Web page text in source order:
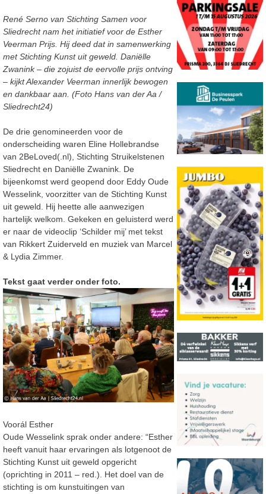
René Serno van Stichting Samen voor
Sliedrecht nam het initiatief voor de Esther
Veerman Prijs. Hij deed dat in samenwerking
met Stichting Kunst uit geweld. Daniëlle
Zwanink – die zojuist de eervolle prijs ontving
– kijkt Alexander Veerman innerlijk bewogen
en dankbaar aan. (Foto Hans van der Aa /
Sliedrecht24)
De drie genomineerden voor de
onderscheiding waren Eline Hollebrandse
van 2BeLoved(.nl), Stichting Struikelstenen
Sliedrecht en Daniëlle Zwanink. De
bijeenkomst werd geopend door Eddy Oude
Wesselink, voorzitter van de Stichting Kunst
uit geweld. Hij heette alle aanwezigen
hartelijk welkom. Gekeken en geluisterd werd
er naar de videoclip ‘Schilder mij’ met tekst
van Rikkert Zuiderveld en muziek van Marcel
& Lydia Zimmer.
Tekst gaat verder onder foto.
Voorál Esther
Oude Wesselink sprak onder andere: “Esther
heeft vanuit haar ervaringen als lotgenoot de
Stichting Kunst uit geweld opgericht
(oprichting in 2011 – red.). Het doel van de
stichting is om kunstuitingen van